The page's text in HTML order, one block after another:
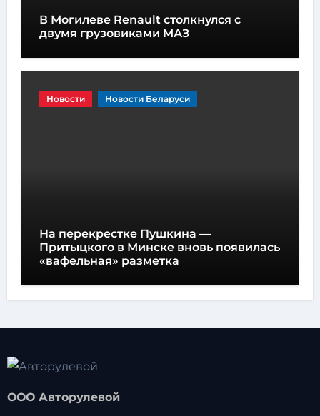
В Могилеве Renault столкнулся с
двумя грузовиками МАЗ
Новости Новости Беларуси
На перекрестке Пушкина —
Притыцкого в Минске вновь появилась
«вафельная» разметка
ООО Авторулевой